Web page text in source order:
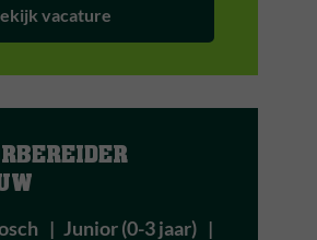
vacature
Junior (0-3 jaar)